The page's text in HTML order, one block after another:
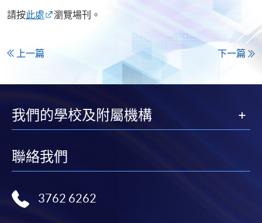
請按此處 瀏覽場刊。
上一篇 下一篇
我們的學校及附屬機構
聯絡我們
3762 6262